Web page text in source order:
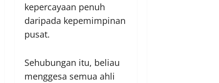
kepercayaan penuh
daripada kepemimpinan
pusat.
Sehubungan itu, beliau
menggesa semua ahli